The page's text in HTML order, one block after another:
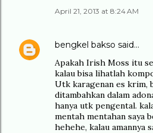
April 21, 2013 at 8:24 AM
bengkel bakso said…
Apakah Irish Moss itu
kalau bisa lihatlah
Utk karagenan es krim,
ditambahkan dalam
hanya utk pengental.
mentah mentahan saya
hehehe, kalau amannya